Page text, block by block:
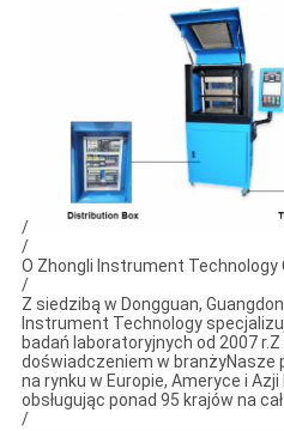
/
/
O Zhongli Instrument Technology
/
Z siedzibą w Dongguan,
Instrument Technology
badań laboratoryjnych od 2007
doświadczeniem w branżyNasze
na rynku w Europie, Ameryce i
obsługując ponad 95 krajów na
/